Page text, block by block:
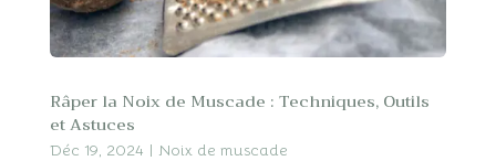
Râper la Noix de Muscade : Techniques, Outils
et Astuces
Déc 19, 2024 | Noix de muscade